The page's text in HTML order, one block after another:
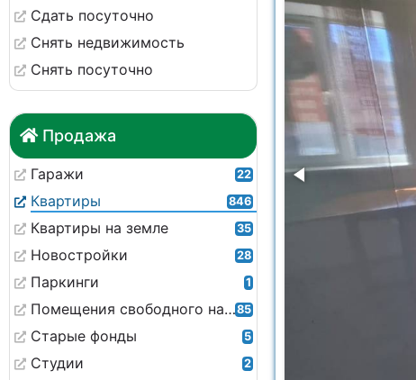
Сдать посуточно
Снять недвижимость
Снять посуточно
Продажа
Гаражи 22
Квартиры 846
Квартиры на земле 35
Новостройки 28
Паркинги 1
Помещения свободного назначения85
Старые фонды 5
Студии 2